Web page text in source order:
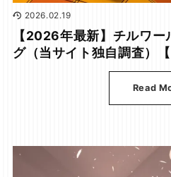
2026.02.19
【2026年最新】チルワ
グ（当サイト独自調査）
Read